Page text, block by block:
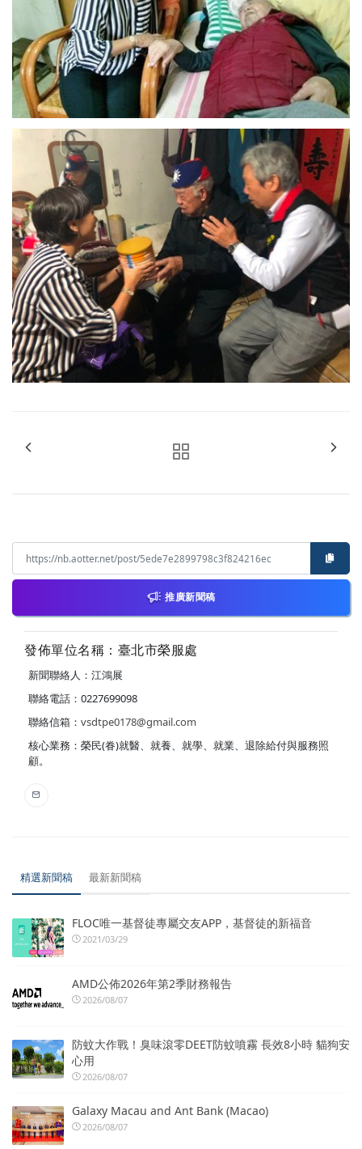
推廣新聞稿
發佈單位名稱：臺北市榮服處
新聞聯絡人：江鴻展
聯絡電話：0227699098
聯絡信箱： vsdtpe0178@gmail.com
核心業務：榮民(眷)就醫、就養、就學、就業、退除給付與服務照
顧。
精選新聞稿 最新新聞稿
FLOC唯一基督徒專屬交友APP，基督徒的新福音
2021/03/29
AMD公佈2026年第2季財務報告
2026/08/07
防蚊大作戰！臭味滾零DEET防蚊噴霧 長效8小時 貓狗安
心用
2026/08/07
Galaxy Macau and Ant Bank (Macao)
2026/08/07